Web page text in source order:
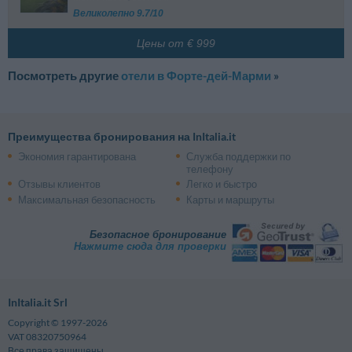
Великолепно 9.7/10
Цены от € 999
Посмотреть другие отели в Фортe-дeй-Марми »
Преимущества бронирования на InItalia.it
Экономия гарантирована
Служба поддержки по
телефону
Отзывы клиентов
Легко и быстро
Максимальная безопасность
Карты и маршруты
Безопасное бронирование
Нажмите сюда для проверки
InItalia.it Srl
Copyright © 1997-2026
VAT 08320750964